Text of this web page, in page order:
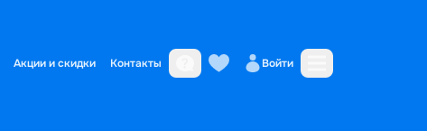
Акции и скидки Контакты Войти